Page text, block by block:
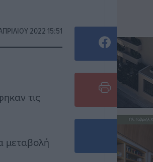
2022 15:51
τις
μεταβολή
0